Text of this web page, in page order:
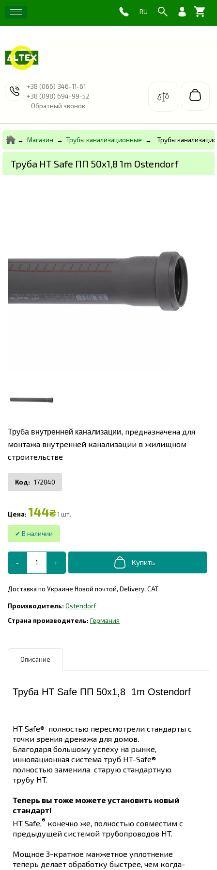
+38 (066) 346-11-61
+38 (098) 694-99-52
Обратный звонок
Магазин Трубы канализационные Трубы
Труба HT Safe ПП 50х1,8 1m Ostendorf
Труба внутренней канализации, предназначена для
монтажа внутренней канализации в жилищном
строительстве
172040
144₴1 шт.
Доставка по Украине Новой почтой, Delivery, САТ
Ostendorf
Германия
Описание
Труба HT Safe ПП 50х1,8 1m Ostendorf
HT Safe® полностью пересмотрели стандарты с
точки зрения дренажа для домов.
Благодаря большому успеху на рынке,
инновационная система труб HT-Safe®
полностью заменила старую стандартную
трубу HT.
Теперь вы тоже можете установить новый
стандарт!
HT Safe, ® конечно же, полностью совместим с
предыдущей системой трубопроводов HT.
Мощное 3-кратное манжетное уплотнение
теперь делает обработку быстрее, чем когда-